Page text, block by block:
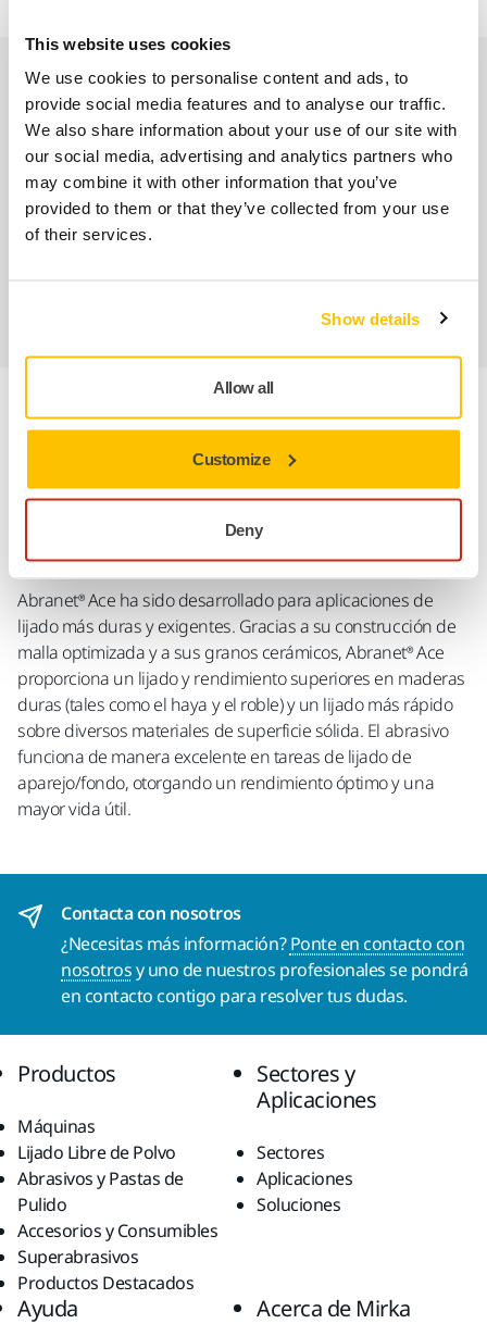
This website uses cookies
We use cookies to personalise content and ads, to
provide social media features and to analyse our traffic.
We also share information about your use of our site with
our social media, advertising and analytics partners who
may combine it with other information that you’ve
provided to them or that they’ve collected from your use
of their services.
Show details
Allow all
Customize
Deny
Nuestros servicios
Servicio Posventa exclusivo de Mirka
Atención al Cliente de Mirka
Garantía Mirka para Máquinas
Información sobre el producto
Descargas
Abranet® Ace ha sido desarrollado para aplicaciones de
lijado más duras y exigentes. Gracias a su construcción de
malla optimizada y a sus granos cerámicos, Abranet® Ace
proporciona un lijado y rendimiento superiores en maderas
duras (tales como el haya y el roble) y un lijado más rápido
sobre diversos materiales de superficie sólida. El abrasivo
funciona de manera excelente en tareas de lijado de
aparejo/fondo, otorgando un rendimiento óptimo y una
mayor vida útil.
Contacta con nosotros
¿Necesitas más información?Ponte en contacto con
nosotrosy uno de nuestros profesionales se pondrá
en contacto contigo para resolver tus dudas.
Productos
Máquinas
Lijado Libre de Polvo
Abrasivos y Pastas de
Pulido
Accesorios y Consumibles
Superabrasivos
Productos Destacados
Sectores y
Aplicaciones
Sectores
Aplicaciones
Soluciones
Ayuda Acerca de Mirka